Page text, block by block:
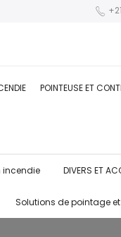
POINTEUSE ET
incendie DIVERS ET
Solutions de pointage